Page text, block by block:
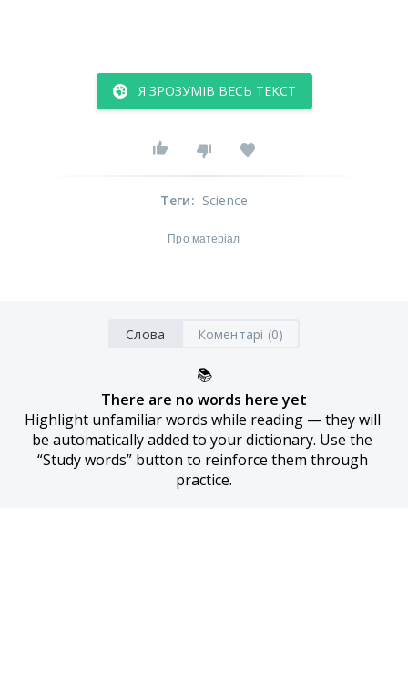
Я ЗРОЗУМІВ ВЕСЬ ТЕКСТ
Теги: Science
Про матеріал
Слова Коментарі (0)
📚
There are no words here yet
Highlight unfamiliar words while reading — they will
be automatically added to your dictionary. Use the
“Study words” button to reinforce them through
practice.